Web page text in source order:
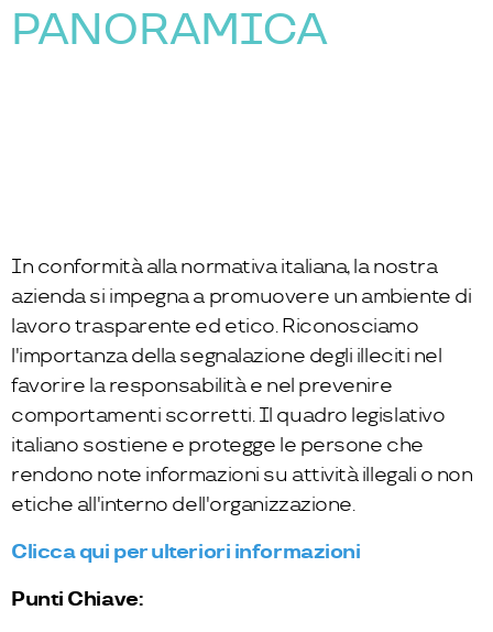
PANORAMICA
In conformità alla normativa italiana, la nostra
azienda si impegna a promuovere un ambiente di
lavoro trasparente ed etico. Riconosciamo
l'importanza della segnalazione degli illeciti nel
favorire la responsabilità e nel prevenire
comportamenti scorretti. Il quadro legislativo
italiano sostiene e protegge le persone che
rendono note informazioni su attività illegali o non
etiche all'interno dell'organizzazione.
Clicca qui per ulteriori informazioni
Punti Chiave: